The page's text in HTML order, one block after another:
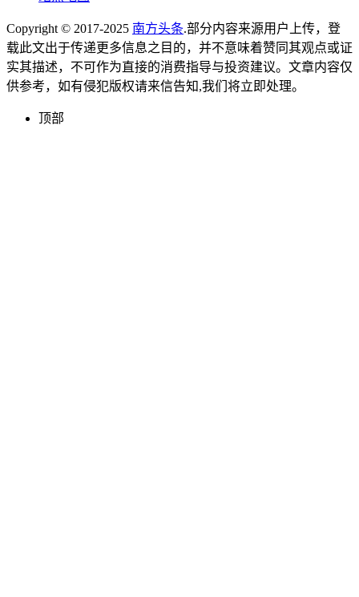
Copyright © 2017-2025 南方头条.部分内容来源用户上传，登
载此文出于传递更多信息之目的，并不意味着赞同其观点或证
实其描述，不可作为直接的消费指导与投资建议。文章内容仅
供参考，如有侵犯版权请来信告知,我们将立即处理。
顶部